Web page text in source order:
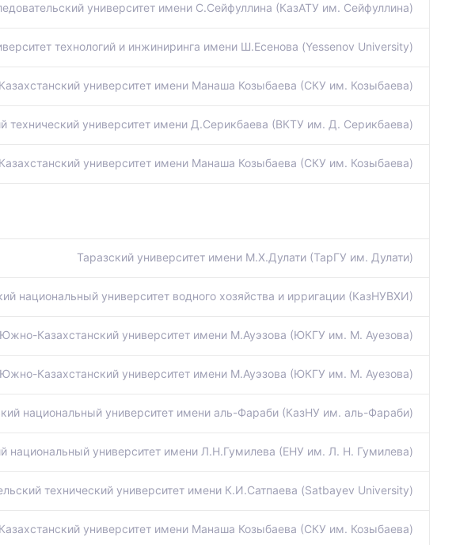
университет имени С.Сейфуллина (КазАТУ им. Сейфуллина)
технологий и инжиниринга имени Ш.Есенова (Yessenov University)
университет имени Манаша Козыбаева (СКУ им. Козыбаева)
технический университет имени Д.Серикбаева (ВКТУ им. Д. Серикбаева)
университет имени Манаша Козыбаева (СКУ им. Козыбаева)
Таразский университет имени М.Х.Дулати (ТарГУ им. Дулати)
национальный университет водного хозяйства и ирригации (КазНУВХИ)
Южно-Казахстанский университет имени М.Ауэзова (ЮКГУ им. М. Ауезова)
Южно-Казахстанский университет имени М.Ауэзова (ЮКГУ им. М. Ауезова)
национальный университет имени аль-Фараби (КазНУ им. аль-Фараби)
национальный университет имени Л.Н.Гумилева (ЕНУ им. Л. Н. Гумилева)
технический университет имени К.И.Сатпаева (Satbayev University)
университет имени Манаша Козыбаева (СКУ им. Козыбаева)